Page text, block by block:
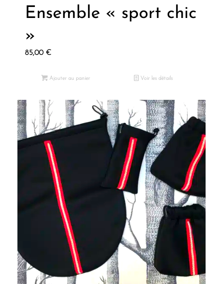
Ensemble « sport chic
»
85,00 €
Ajouter au panier Voir les détails